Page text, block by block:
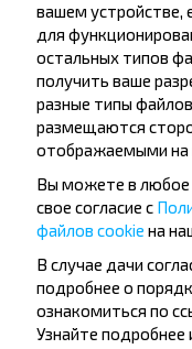
Хотите
дешевле?
Не пропусти
другие
Подпишись на
путешествуй с
вашем устройстве,
для
остальных типов
получить ваше
разные типы
размещаются
отображаемыми на
Вы можете в любое
свое согласие с
файлов cookie на
В случае дачи
подробнее о
ознакомиться по
Узнайте подробнее